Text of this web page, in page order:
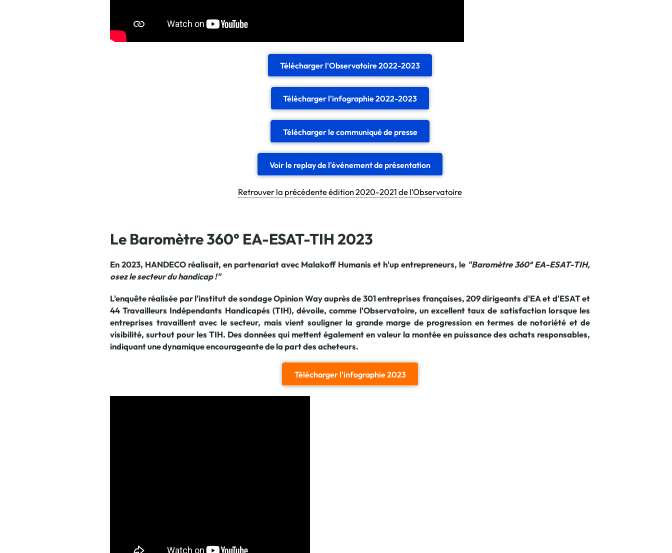
Télécharger l'Observatoire 2022-2023
Télécharger l'infographie 2022-2023
Télécharger le communiqué de presse
Voir le replay de l'événement de présentation
Retrouver la précédente édition 2020-2021 de l'Observatoire
Le Baromètre 360° EA-ESAT-TIH 2023
En 2023, HANDECO réalisait, en partenariat avec Malakoff Humanis et h'up entrepreneurs, le "Baromètre 360° EA-ESAT-TIH,
osez le secteur du handicap !"
L'enquête réalisée par l'institut de sondage Opinion Way auprès de 301 entreprises françaises, 209 dirigeants d'EA et d'ESAT et
44 Travailleurs Indépendants Handicapés (TIH), dévoile, comme l'Observatoire, un excellent taux de satisfaction lorsque les
entreprises travaillent avec le secteur, mais vient souligner la grande marge de progression en termes de notoriété et de
visibilité, surtout pour les TIH. Des données qui mettent également en valeur la montée en puissance des achats responsables,
indiquant une dynamique encourageante de la part des acheteurs.
Télécharger l'infographie 2023